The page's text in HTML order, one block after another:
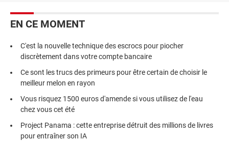
EN CE MOMENT
C'est la nouvelle technique des escrocs pour piocher
discrètement dans votre compte bancaire
Ce sont les trucs des primeurs pour être certain de choisir le
meilleur melon en rayon
Vous risquez 1500 euros d'amende si vous utilisez de l'eau
chez vous cet été
Project Panama : cette entreprise détruit des millions de livres
pour entraîner son IA